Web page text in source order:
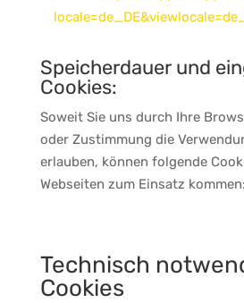
Speicherdauer und
Cookies:
Soweit Sie uns durch Ihre
oder Zustimmung die
erlauben, können folgende
Webseiten zum Einsatz kommen:
Technisch
Cookies